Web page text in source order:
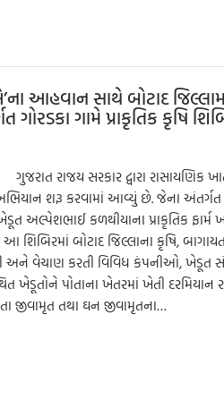
આહવાન સાથે બોટાદ
ગામે પ્રાકૃતિક કૃષિ
રાજય સરકાર દ્વારા રાસાયણિક
શરૂ કરવામાં આવ્યું છે. જેના અંતર્ગત
અલ્પેશભાઈ કળથીયાના પ્રાકૃતિક
આ શિબિરમાં બોટાદ જિલ્લાના કૃષિ,
અને વેચાણ કરતી વિવિધ કંપનીઓ, ખેડૂત
ખેડૂતોને પોતાના ખેતરમાં ખેતી દરમિયાન
જીવામૃત તથા ઘન જીવામૃતના…